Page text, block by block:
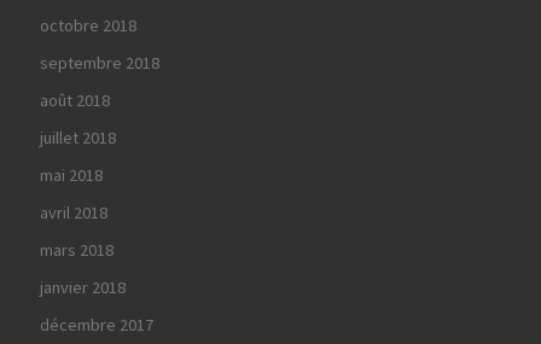
octobre 2018
septembre 2018
août 2018
juillet 2018
mai 2018
avril 2018
mars 2018
janvier 2018
décembre 2017